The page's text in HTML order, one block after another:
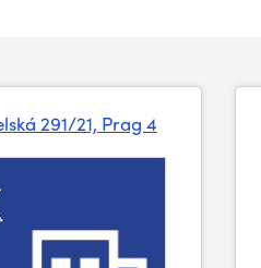
291/21, Prag 4